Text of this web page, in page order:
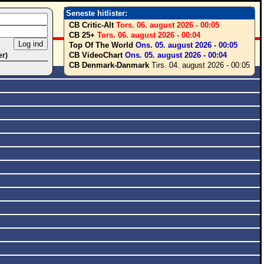
Seneste hitlister:
CB Critic-Alt Tors. 06. august 2026 - 00:05
CB 25+ Tors. 06. august 2026 - 00:04
Top Of The World Ons. 05. august 2026 - 00:05
CB VideoChart Ons. 05. august 2026 - 00:04
CB Denmark-Danmark Tirs. 04. august 2026 - 00:05